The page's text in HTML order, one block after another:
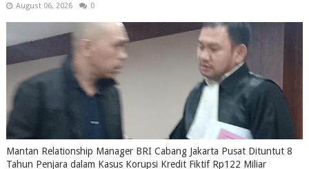
August 06, 2026 0
Mantan Relationship Manager BRI Cabang Jakarta Pusat Dituntut 8
Tahun Penjara dalam Kasus Korupsi Kredit Fiktif Rp122 Miliar